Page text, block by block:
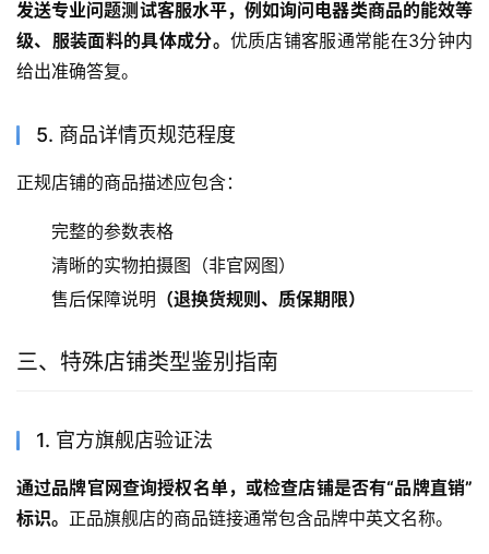
发送专业问题测试客服水平，例如询问电器类商品的能效等
级、服装面料的具体成分。 优质店铺客服通常能在3分钟内
给出准确答复。
5. 商品详情页规范程度
正规店铺的商品描述应包含：
完整的参数表格
清晰的实物拍摄图（非官网图）
售后保障说明 （退换货规则、质保期限）
三、特殊店铺类型鉴别指南
1. 官方旗舰店验证法
通过品牌官网查询授权名单，或检查店铺是否有“品牌直销”
标识。 正品旗舰店的商品链接通常包含品牌中英文名称。